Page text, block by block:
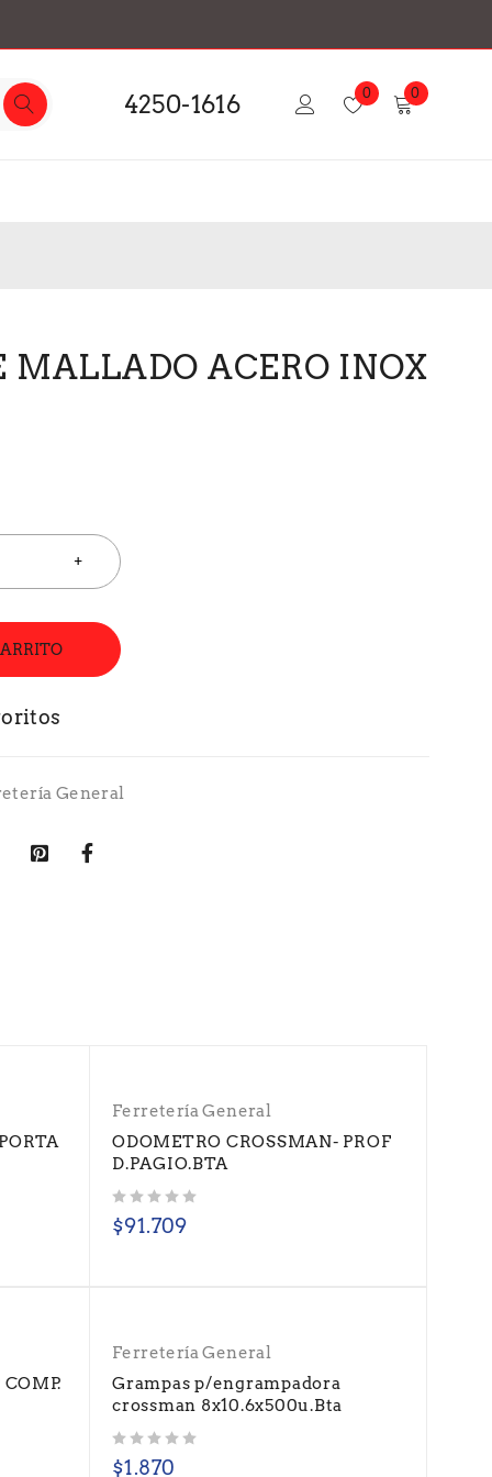
4250-1616 0 0
MALLADO ACERO INOX
General
Ferretería General
ODOMETRO CROSSMAN- PROF
D.PAGIO.BTA
$91.709
Ferretería General
Grampas p/engrampadora
crossman 8x10.6x500u.Bta
$1.870